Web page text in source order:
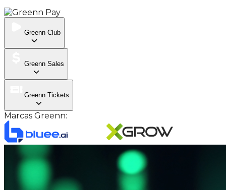
Greenn Club
Greenn Sales
Greenn Tickets
Marcas Greenn: